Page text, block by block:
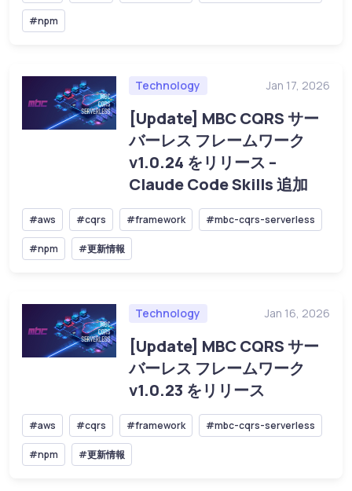
#npm
Technology Jan 17, 2026
[Update] MBC CQRS サー
バーレス フレームワーク
v1.0.24 をリリース –
Claude Code Skills 追加
#aws #cqrs #framework #mbc-cqrs-serverless
#npm #更新情報
Technology Jan 16, 2026
[Update] MBC CQRS サー
バーレス フレームワーク
v1.0.23 をリリース
#aws #cqrs #framework #mbc-cqrs-serverless
#npm #更新情報